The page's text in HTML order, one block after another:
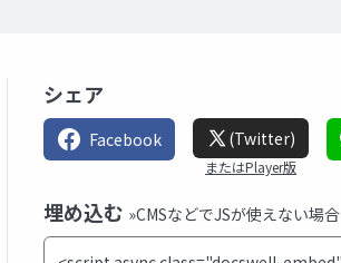
シェア
Facebook (Twitter)
またはPlayer版
埋め込む »CMSなどでJSが使えない場合